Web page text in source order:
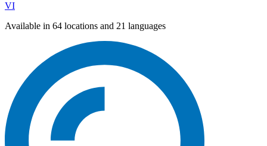
VI
Available in 64 locations and 21 languages